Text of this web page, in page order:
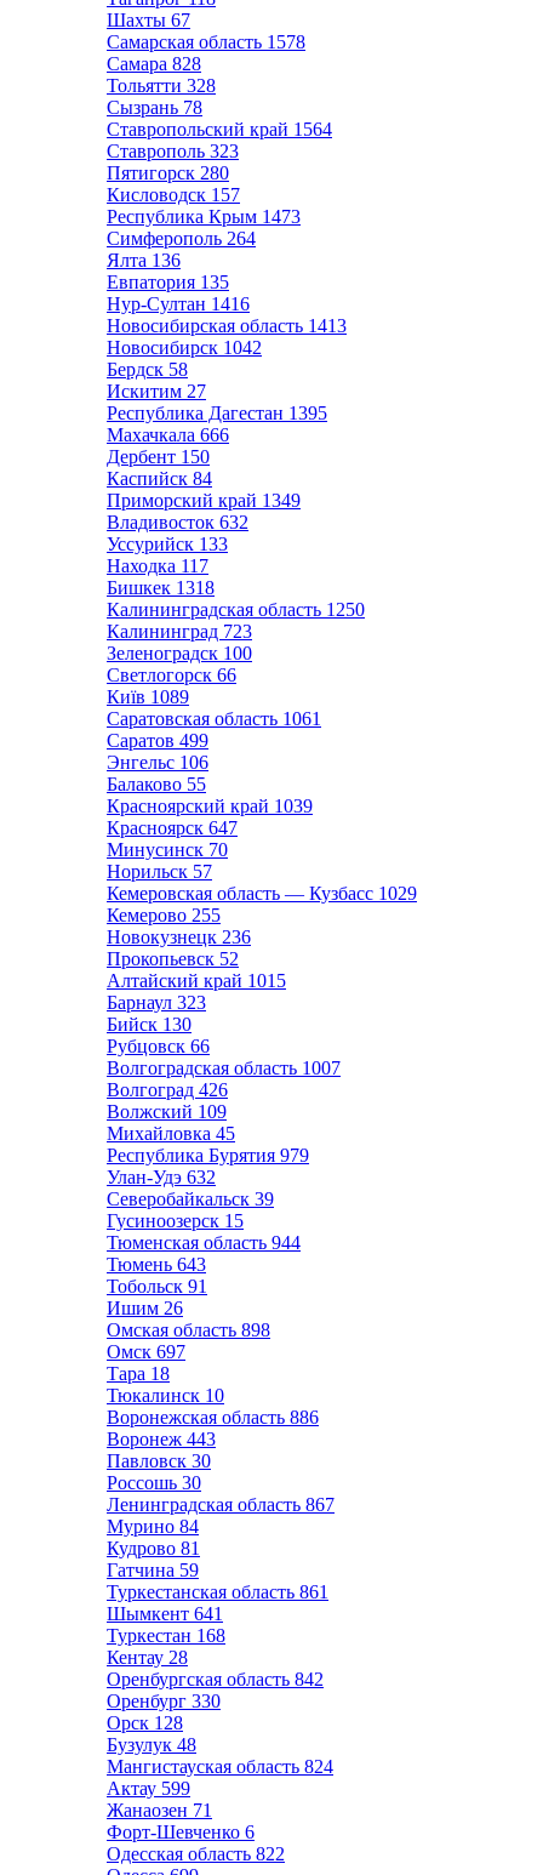
Шахты 67
Самарская область 1578
Самара 828
Тольятти 328
Сызрань 78
Ставропольский край 1564
Ставрополь 323
Пятигорск 280
Кисловодск 157
Республика Крым 1473
Симферополь 264
Ялта 136
Евпатория 135
Нур-Султан 1416
Новосибирская область 1413
Новосибирск 1042
Бердск 58
Искитим 27
Республика Дагестан 1395
Махачкала 666
Дербент 150
Каспийск 84
Приморский край 1349
Владивосток 632
Уссурийск 133
Находка 117
Бишкек 1318
Калининградская область 1250
Калининград 723
Зеленоградск 100
Светлогорск 66
Київ 1089
Саратовская область 1061
Саратов 499
Энгельс 106
Балаково 55
Красноярский край 1039
Красноярск 647
Минусинск 70
Норильск 57
Кемеровская область — Кузбасс 1029
Кемерово 255
Новокузнецк 236
Прокопьевск 52
Алтайский край 1015
Барнаул 323
Бийск 130
Рубцовск 66
Волгоградская область 1007
Волгоград 426
Волжский 109
Михайловка 45
Республика Бурятия 979
Улан-Удэ 632
Северобайкальск 39
Гусиноозерск 15
Тюменская область 944
Тюмень 643
Тобольск 91
Ишим 26
Омская область 898
Омск 697
Тара 18
Тюкалинск 10
Воронежская область 886
Воронеж 443
Павловск 30
Россошь 30
Ленинградская область 867
Мурино 84
Кудрово 81
Гатчина 59
Туркестанская область 861
Шымкент 641
Туркестан 168
Кентау 28
Оренбургская область 842
Оренбург 330
Орск 128
Бузулук 48
Мангистауская область 824
Актау 599
Жанаозен 71
Форт-Шевченко 6
Одесская область 822